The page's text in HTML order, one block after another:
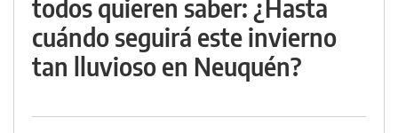
todos quieren saber: ¿Hasta
cuándo seguirá este invierno
tan lluvioso en Neuquén?